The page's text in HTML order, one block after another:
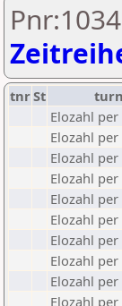
tnrSt
Elozahl per
Elozahl per
Elozahl per
Elozahl per
Elozahl per
Elozahl per
Elozahl per
Elozahl per
Elozahl per
Elozahl per